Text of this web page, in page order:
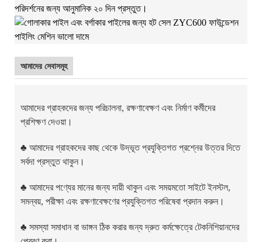
পরিদর্শনের জন্য আনুমানিক ২০ দিন প্রস্তুত।
আমাদের সেবাসমূহ
আমাদের গ্রাহকদের জন্য পরিচালনা, রক্ষণাবেক্ষণ এবং নির্মাণ কর্মীদের
প্রশিক্ষণ দেওয়া।
♣ আমাদের গ্রাহকদের কাছ থেকে উদ্ভূত প্রযুক্তিগত প্রশ্নের উত্তর দিতে
সর্বদা প্রস্তুত থাকুন।
♣ আমাদের পণ্যের মানের জন্য দায়ী থাকুন এবং সময়মতো সাইটে ইনস্টল,
সমন্বয়, পরীক্ষা এবং রক্ষণাবেক্ষণের প্রযুক্তিগত পরিষেবা প্রদান করুন।
♣ সমস্যা সমাধান বা ভাঙ্গন ঠিক করার জন্য দ্রুত কর্মক্ষেত্রে টেকনিশিয়ানদের